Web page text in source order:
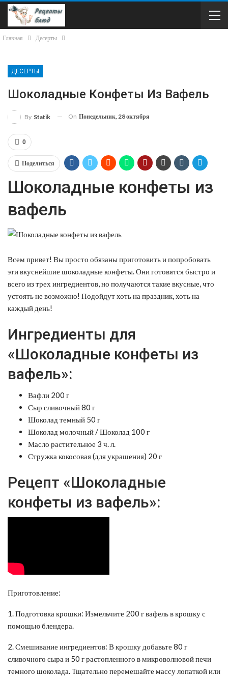
Главная Десерты
ДЕСЕРТЫ
Шоколадные Конфеты Из Вафель
By Statik On Понедельник, 28 октября
0
Поделиться
Шоколадные конфеты из
вафель
Всем привет! Вы просто обязаны приготовить и попробовать
эти вкуснейшие шоколадные конфеты. Они готовятся быстро и
всего из трех ингредиентов, но получаются такие вкусные, что
устоять не возможно! Подойдут хоть на праздник, хоть на
каждый день!
Ингредиенты для
«Шоколадные конфеты из
вафель»:
Вафли 200 г
Сыр сливочный 80 г
Шоколад темный 50 г
Шоколад молочный / Шоколад 100 г
Масло растительное 3 ч. л.
Стружка кокосовая (для украшения) 20 г
Рецепт «Шоколадные
конфеты из вафель»:
Приготовление:
1. Подготовка крошки: Измельчите 200 г вафель в крошку с
помощью блендера.
2. Смешивание ингредиентов: В крошку добавьте 80 г
сливочного сыра и 50 г растопленного в микроволновой печи
темного шоколада. Тщательно перемешайте массу лопаткой или